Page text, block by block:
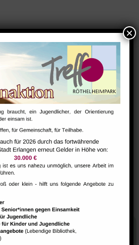
(1-3 Jahre)
Monate)